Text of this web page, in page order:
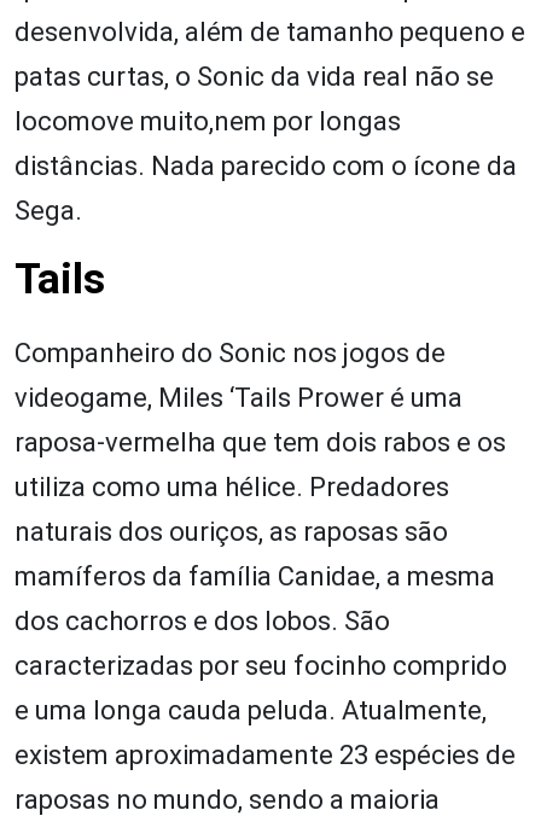
desenvolvida, além de tamanho pequeno e
patas curtas, o Sonic da vida real não se
locomove muito,nem por longas
distâncias. Nada parecido com o ícone da
Sega.
Tails
Companheiro do Sonic nos jogos de
videogame, Miles ‘Tails Prower é uma
raposa-vermelha que tem dois rabos e os
utiliza como uma hélice. Predadores
naturais dos ouriços, as raposas são
mamíferos da família Canidae, a mesma
dos cachorros e dos lobos. São
caracterizadas por seu focinho comprido
e uma longa cauda peluda. Atualmente,
existem aproximadamente 23 espécies de
raposas no mundo, sendo a maioria